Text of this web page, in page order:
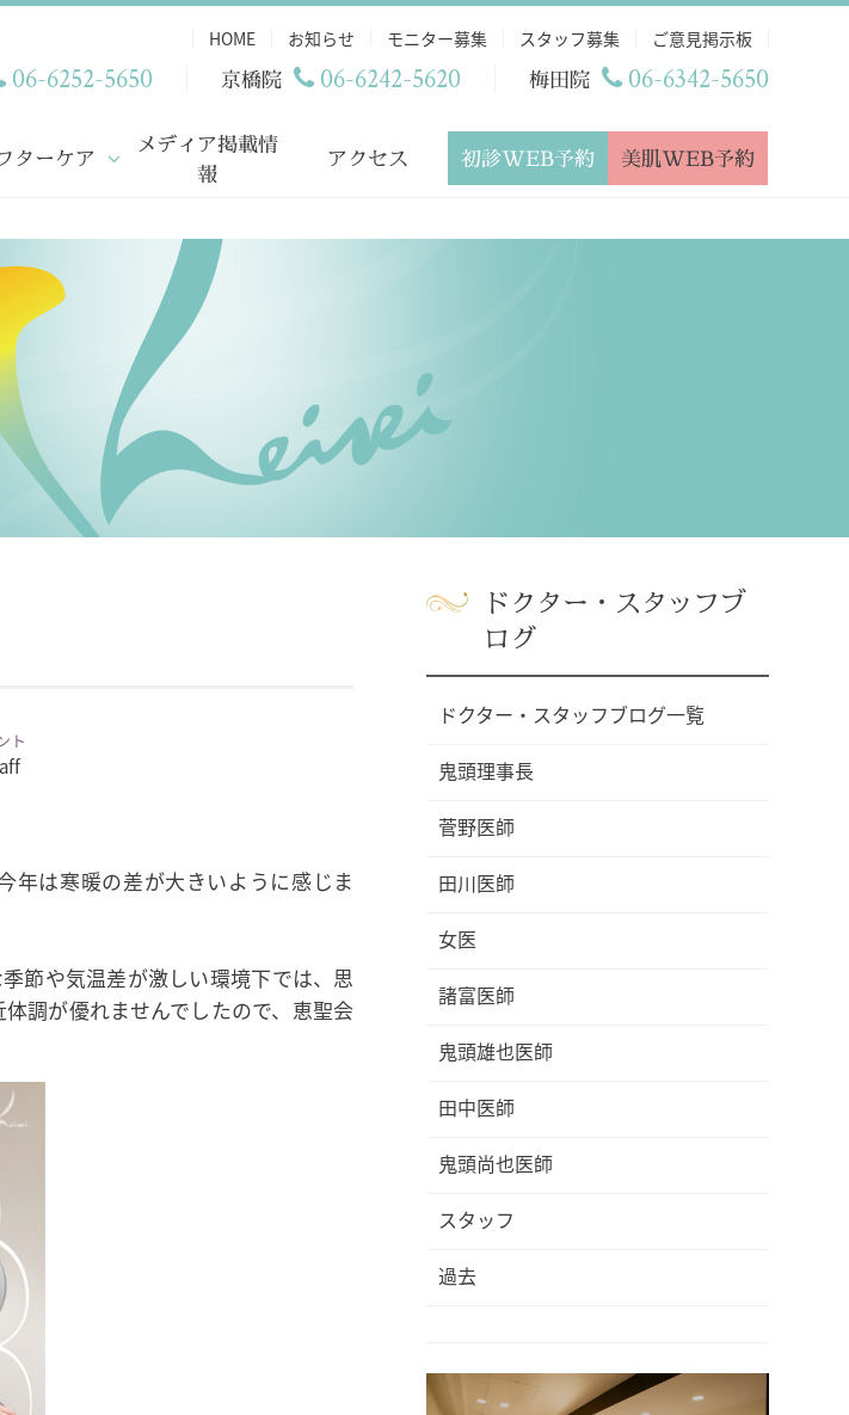
HOME お知らせ モニター募集 スタッフ募集 ご意見掲示板
梅田院 06-6342-5650
京橋院 06-6242-5620
06-6252-5650
ターケア
メディア掲載情
報
アクセス 初診WEB予約 美肌WEB予約
ト
年は寒暖の差が大きいように感じま
節や気温差が激しい環境下では、思
調が優れませんでしたので、恵聖会
ドクター・スタッフブ
ログ
ドクター・スタッフブログ一覧
鬼頭理事長
菅野医師
田川医師
女医
諸富医師
鬼頭雄也医師
田中医師
鬼頭尚也医師
スタッフ
過去